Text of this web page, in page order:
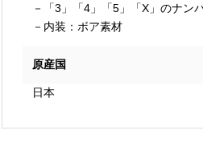
－「3」「4」「5」「X」のナン
－内装：ボア素材
原産国
日本